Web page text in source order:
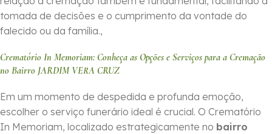
tomada de decisões e o cumprimento da vontade do
falecido ou da família.,
Crematório In Memoriam: Conheça as Opções e Serviços para a Cremação
no Bairro JARDIM VERA CRUZ
Em um momento de despedida e profunda emoção,
escolher o serviço funerário ideal é crucial. O Crematório
In Memoriam, localizado estrategicamente no bairro